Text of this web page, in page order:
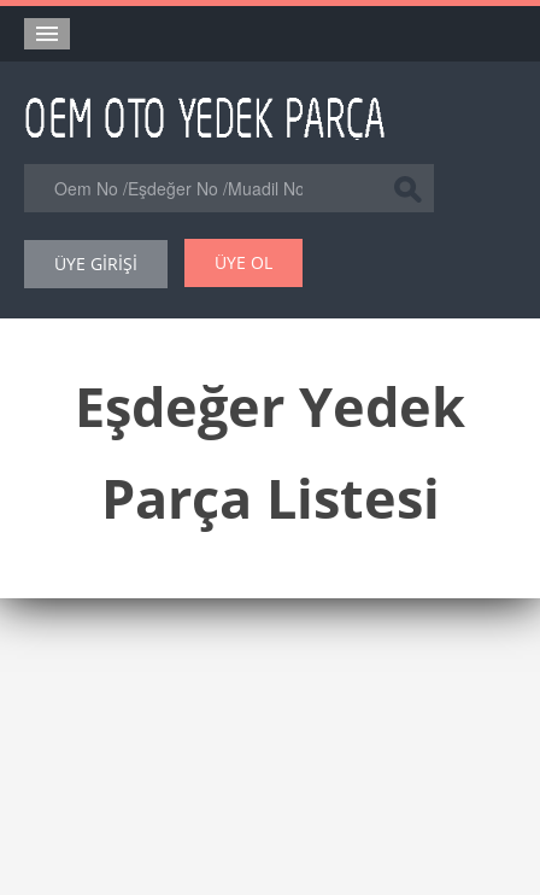
Orjinal Yedek Parça
Eşdeğer Muadil Yedek Parça
Şase Numarası VIN Yedekparça Sorgulama
Hakkımızda
Forum
ÜYE GİRİŞİ ÜYE OL
Eşdeğer Yedek
Parça Listesi